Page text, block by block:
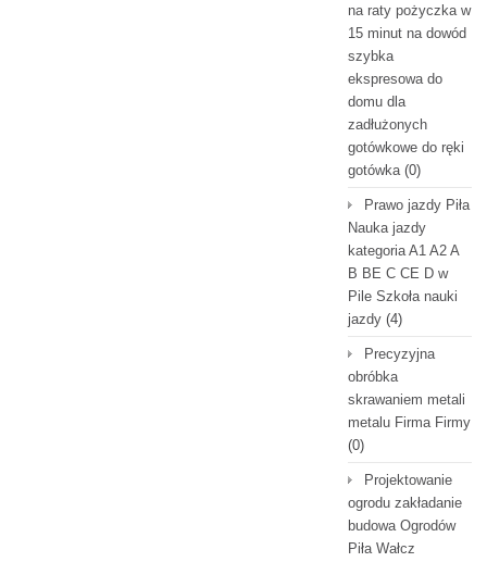
na raty pożyczka w
15 minut na dowód
szybka
ekspresowa do
domu dla
zadłużonych
gotówkowe do ręki
gotówka(0)
Prawo jazdy Piła
Nauka jazdy
kategoria A1 A2 A
B BE C CE D‎ w
Pile Szkoła nauki
jazdy (4)
Precyzyjna
obróbka
skrawaniem metali
metalu Firma Firmy
(0)
Projektowanie
ogrodu zakładanie
budowa Ogrodów
Piła Wałcz